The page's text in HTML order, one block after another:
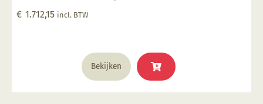
400 Watt vermogen 40 kg draaigewicht Op dit
€ 1.712,15 incl. BTW
Bekijken